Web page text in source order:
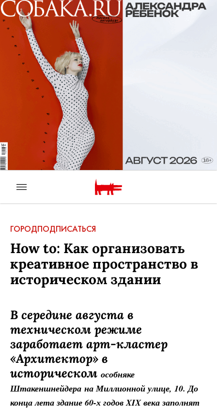
ГОРОДПОДПИСАТЬСЯ
How to: Как организовать
креативное пространство в
историческом здании
В середине августа в
техническом режиме
заработает арт-кластер
«Архитектор» в
историческом особняке
Штакеншнейдера на Миллионной улице, 10. До
конца лета здание 60-х годов XIX века заполнят